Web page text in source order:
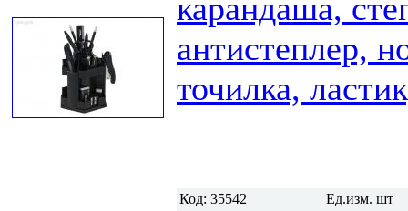
карандаша,
антистеплер,
точилка,
Код: 35542 Ед.изм. шт